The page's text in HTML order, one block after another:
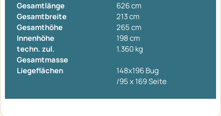
Gesamtlänge
626 cm
Gesamtbreite
213 cm
Gesamthöhe
265 cm
Innenhöhe
198 cm
techn. zul.
Gesamtmasse
1.360 kg
Liegeflächen
148x196 Bug
/95 x 169 Seite